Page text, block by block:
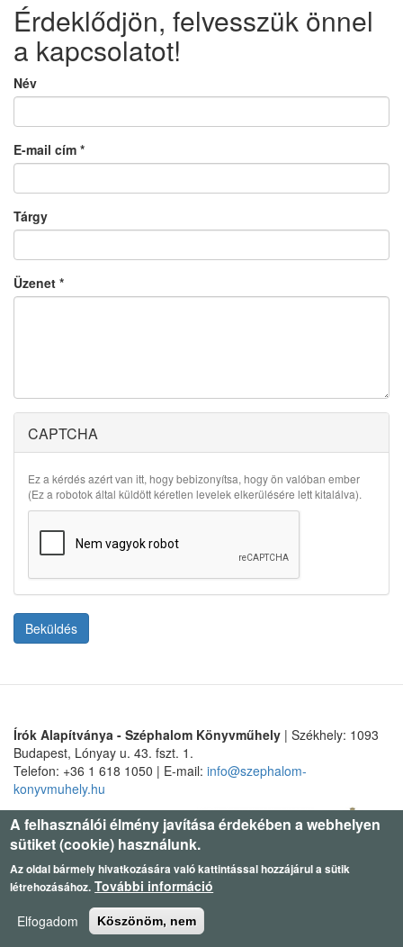
Érdeklődjön, felvesszük önnel
a kapcsolatot!
Név
E-mail cím *
Tárgy
Üzenet *
CAPTCHA
Ez a kérdés azért van itt, hogy bebizonyítsa, hogy ön valóban ember
(Ez a robotok által küldött kéretlen levelek elkerülésére lett kitalálva).
Beküldés
Írók Alapítványa - Széphalom Könyvműhely | Székhely: 1093
Budapest, Lónyay u. 43. fszt. 1.
Telefon: +36 1 618 1050 | E-mail: info@szephalom-
konyvmuhely.hu
A felhasználói élmény javítása érdekében a webhelyen
sütiket (cookie) használunk.
Az oldal bármely hivatkozására való kattintással hozzájárul a sütik
létrehozásához. További információ
Elfogadom
Köszönöm, nem